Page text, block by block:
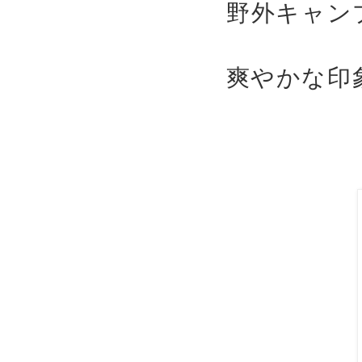
野外キャ
爽やかな